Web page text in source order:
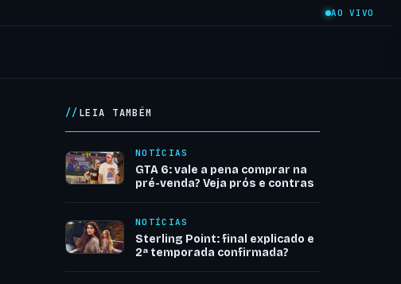
AO VIVO
LEIA TAMBÉM
NOTÍCIAS
GTA 6: vale a pena comprar na
pré-venda? Veja prós e contras
NOTÍCIAS
Sterling Point: final explicado e
2ª temporada confirmada?